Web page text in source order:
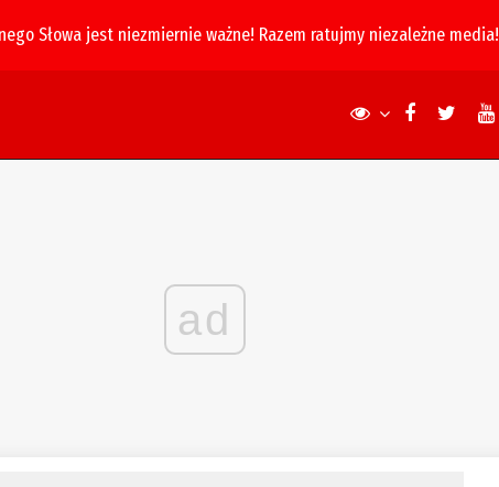
Słowa jest niezmiernie ważne! Razem ratujmy niezależne media!
ad